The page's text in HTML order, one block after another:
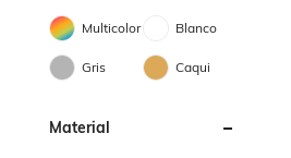
Multicolor Blanco
Gris Caqui
Material